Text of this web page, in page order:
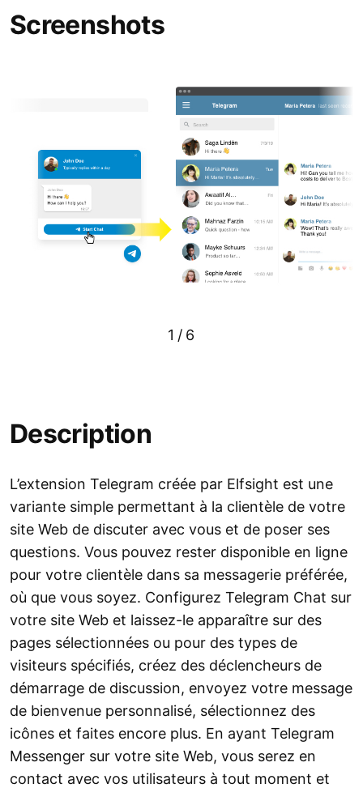
Screenshots
1 / 6
Description
L’extension Telegram créée par Elfsight est une
variante simple permettant à la clientèle de votre
site Web de discuter avec vous et de poser ses
questions. Vous pouvez rester disponible en ligne
pour votre clientèle dans sa messagerie préférée,
où que vous soyez. Configurez Telegram Chat sur
votre site Web et laissez-le apparaître sur des
pages sélectionnées ou pour des types de
visiteurs spécifiés, créez des déclencheurs de
démarrage de discussion, envoyez votre message
de bienvenue personnalisé, sélectionnez des
icônes et faites encore plus. En ayant Telegram
Messenger sur votre site Web, vous serez en
contact avec vos utilisateurs à tout moment et